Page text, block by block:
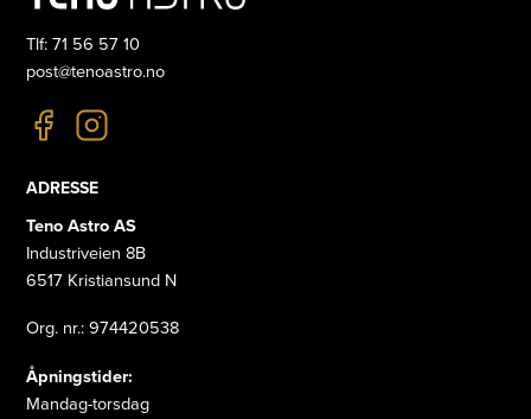
Tlf: 71 56 57 10
post@tenoastro.no
ADRESSE
Teno Astro AS
Industriveien 8B
6517 Kristiansund N
Org. nr.: 974420538
Åpningstider:
Mandag-torsdag